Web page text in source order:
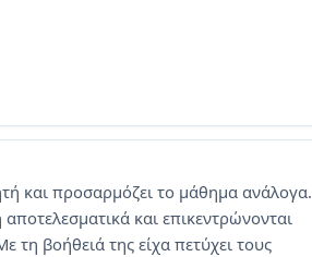
και προσαρμόζει το μάθημα ανάλογα.
και επικεντρώνονται
τη βοήθειά της είχα πετύχει τους